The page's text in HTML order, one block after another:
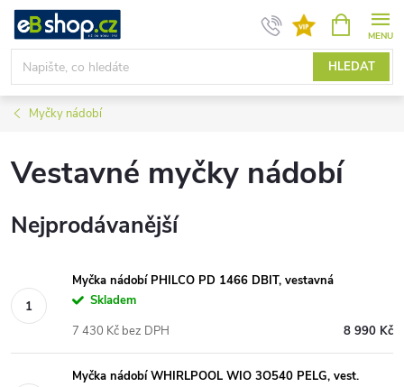
Přejít
obsah
HLEDAT
NÁKUPNÍ
KOŠÍK
Myčky nádobí
Vestavné myčky nádobí
Nejprodávanější
Myčka nádobí PHILCO PD 1466 DBIT, vestavná
Skladem
8 990 Kč
7 430 Kč bez DPH
Myčka nádobí WHIRLPOOL WIO 3O540 PELG, vest.